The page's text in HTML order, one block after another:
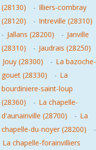
(28130)
- Illiers-combray
(28120)
- Intreville (28310)
- Jallans (28200) - Janville
(28310)
- Jaudrais (28250)
Jouy (28300)
- La bazoche-
gouet (28330)
- La
bourdiniere-saint-loup
(28360)
- La chapelle-
d'aunainville (28700)
- La
chapelle-du-noyer (28200)
-
La chapelle-forainvilliers